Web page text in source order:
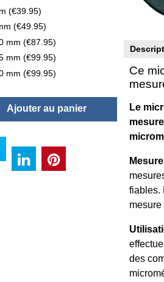
(€39.95)
(€49.95)
mm (€87.95)
mm (€99.95)
mm (€99.95)
Ajouter au panier
Ce
Le
fiables.
mesure
des